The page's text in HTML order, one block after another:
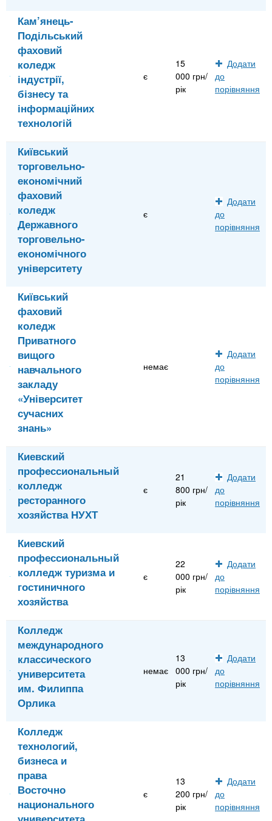
Кам’янець-
Подільський
фаховий
коледж
індустрії,
бізнесу та
інформаційних
технологій
є
15
000 грн/
рік
Додати
до
порівняння
Київський
торговельно-
економічний
фаховий
коледж
Державного
торговельно-
економічного
університету
є
Додати
до
порівняння
Київський
фаховий
коледж
Приватного
вищого
навчального
закладу
«Університет
сучасних
знань»
немає
Додати
до
порівняння
Киевский
профессиональный
колледж
ресторанного
хозяйства НУХТ
є
21
800 грн/
рік
Додати
до
порівняння
Киевский
профессиональный
колледж туризма и
гостиничного
хозяйства
є
22
000 грн/
рік
Додати
до
порівняння
Колледж
международного
классического
университета
им. Филиппа
Орлика
немає
13
000 грн/
рік
Додати
до
порівняння
Колледж
технологий,
бизнеса и
права
Восточно
национального
є
13
200 грн/
рік
Додати
до
порівняння